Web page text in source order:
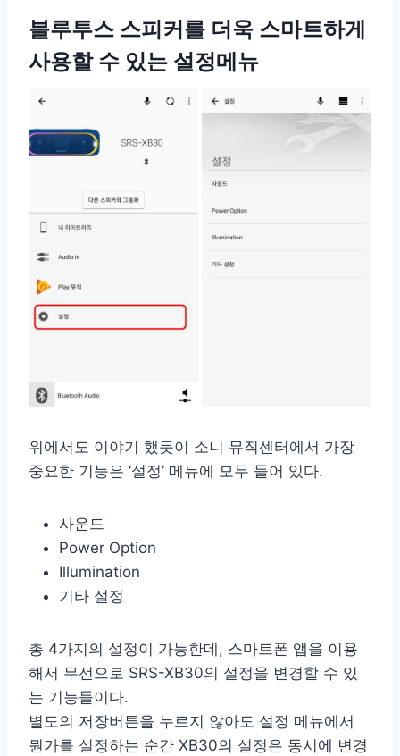
블루투스 스피커를 더욱 스마트하게
사용할 수 있는 설정메뉴
위에서도 이야기 했듯이 소니 뮤직센터에서 가장
중요한 기능은 ‘설정’ 메뉴에 모두 들어 있다.
사운드
Power Option
Illumination
기타 설정
총 4가지의 설정이 가능한데, 스마트폰 앱을 이용
해서 무선으로 SRS-XB30의 설정을 변경할 수 있
는 기능들이다.
별도의 저장버튼을 누르지 않아도 설정 메뉴에서
뭔가를 설정하는 순간 XB30의 설정은 동시에 변경